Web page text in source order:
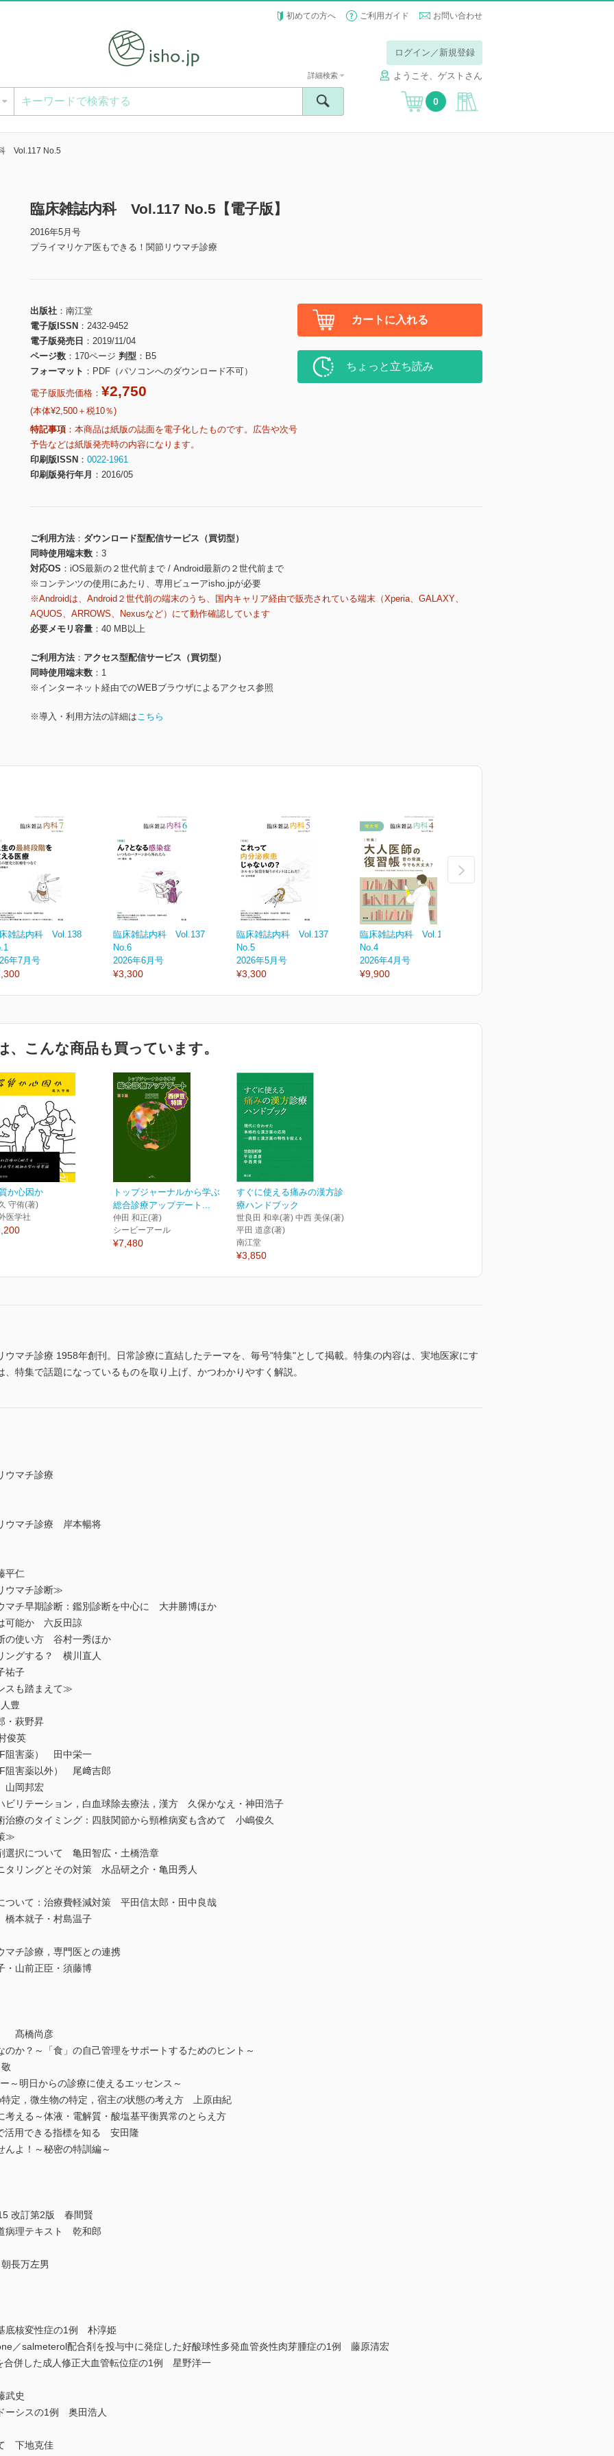
初めての方へ ご利用ガイド お問い合わせ
ログイン／新規登録
ようこそ、ゲストさん
詳細検索
0
Vol.117 No.5
臨床雑誌内科 Vol.117 No.5【電子版】
2016年5月号
プライマリケア医もできる！関節リウマチ診療
出版社
南江堂
電子版ISSN
2432-9452
電子版発売日
2019/11/04
ページ数
170ページ 判型
B5
フォーマット
PDF（パソコンへのダウンロード不可）
電子版販売価格： ¥2,750
(本体¥2,500＋税10％)
特記事項
本商品は紙版の誌面を電子化したものです。広告や次号
予告などは紙版発売時の内容になります。
印刷版ISSN
0022-1961
印刷版発行年月
2016/05
カートに入れる
ちょっと立ち読み
ご利用方法
ダウンロード型配信サービス（買切型）
同時使用端末数
3
対応OS
iOS最新の２世代前まで / Android最新の２世代前まで
※コンテンツの使用にあたり、専用ビューアisho.jpが必要
※Androidは、Android２世代前の端末のうち、国内キャリア経由で販売されている端末（Xperia、GALAXY、
AQUOS、ARROWS、Nexusなど）にて動作確認しています
必要メモリ容量
40 MB以上
ご利用方法
アクセス型配信サービス（買切型）
同時使用端末数
1
※インターネット経由でのWEBブラウザによるアクセス参照
※導入・利用方法の詳細はこちら
雑誌内科 Vol.138
年7月号
臨床雑誌内科 Vol.137
No.6
2026年6月号
¥3,300
臨床雑誌内科 Vol.137
No.5
2026年5月号
¥3,300
臨床雑誌内科 Vol.137
No.4
2026年4月号
¥9,900
、こんな商品も買っています。
か心因か
守侑(著)
医学社
トップジャーナルから学ぶ
総合診療アップデート...
仲田 和正(著)
シービーアール
¥7,480
すぐに使える痛みの漢方診
療ハンドブック
世良田 和幸(著) 中西 美保(著)
平田 道彦(著)
南江堂
¥3,850
ウマチ診療 1958年創刊。日常診療に直結したテーマを、毎号"特集"として掲載。特集の内容は、実地医家にす
特集で話題になっているものを取り上げ、かつわかりやすく解説。
ウマチ診療
ウマチ診療 岸本暢将
平仁
ウマチ診断≫
チ早期診断：鑑別診断を中心に 大井勝博ほか
可能か 六反田諒
の使い方 谷村一秀ほか
ングする？ 横川直人
祐子
スも踏まえて≫
豊
萩野昇
俊英
阻害薬） 田中栄一
阻害薬以外） 尾﨑吉郎
岡邦宏
リテーション，白血球除去療法，漢方 久保かなえ・神田浩子
療のタイミング：四肢関節から頸椎病変も含めて 小嶋俊久
≫
択について 亀田智広・土橋浩章
リングとその対策 水品研之介・亀田秀人
いて：治療費軽減対策 平田信太郎・田中良哉
本就子・村島温子
チ診療，専門医との連携
山前正臣・須藤博
髙橋尚彦
か？～「食」の自己管理をサポートするためのヒント～
～明日からの診療に使えるエッセンス～
定，微生物の特定，宿主の状態の考え方 上原由紀
考える～体液・電解質・酸塩基平衡異常のとらえ方
用できる指標を知る 安田隆
んよ！～秘密の特訓編～
改訂第2版 春間賢
病理テキスト 乾和郎
長万左男
底核変性症の1例 朴淳姫
／salmeterol配合剤を投与中に発症した好酸球性多発血管炎性肉芽腫症の1例 藤原清宏
併した成人修正大血管転位症の1例 星野洋一
武史
ーシスの1例 奥田浩人
下地克佳